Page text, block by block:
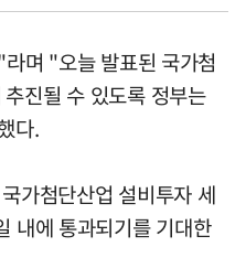
며 "오늘 발표된 국가첨
진될 수 있도록 정부는
다.
가첨단산업 설비투자 세
내에 통과되기를 기대한